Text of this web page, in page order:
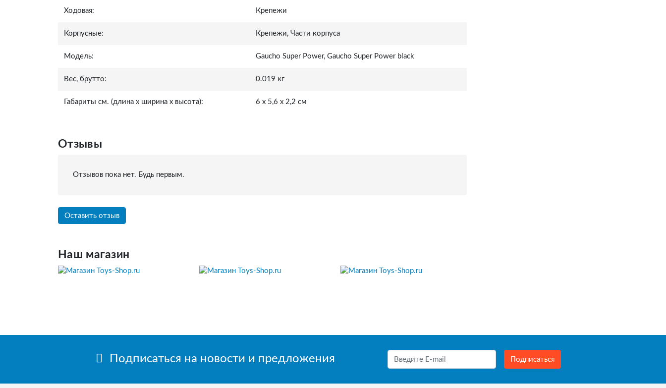
Ходовая: Крепежи
Корпусные: Крепежи, Части корпуса
Модель: Gaucho Super Power, Gaucho Super Power black
Вес, брутто: 0.019 кг
Габариты см. (длина x ширина x высота): 6 x 5,6 x 2,2 см
Отзывы
Отзывов пока нет. Будь первым.
Оставить отзыв
Наш магазин
Подписаться на новости и предложения Подписаться